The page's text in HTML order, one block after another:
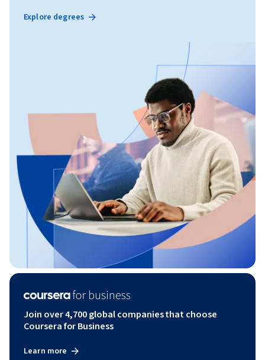
Explore degrees
Join over 4,700 global companies that choose
Coursera for Business
Learn more